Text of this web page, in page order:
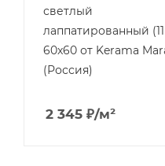
светлый
лаппатированный
60x60 от Kerama
(Россия)
2 345 ₽/м²